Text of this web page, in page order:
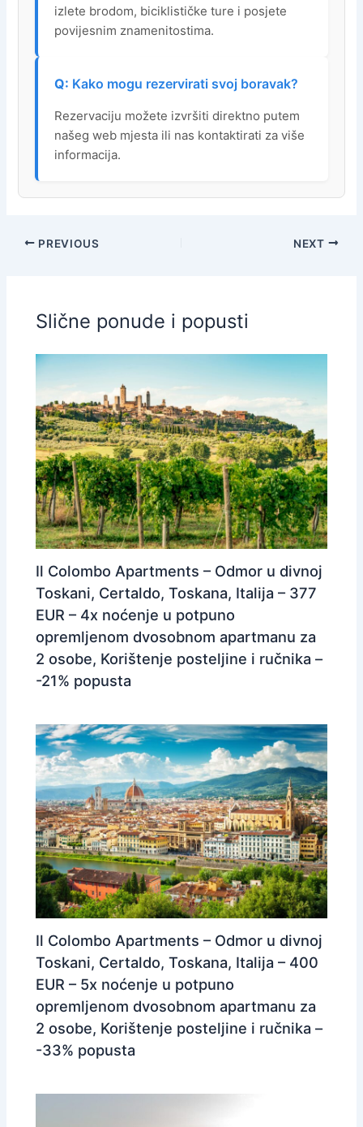
izlete brodom, biciklističke ture i posjete
povijesnim znamenitostima.
Kako mogu rezervirati svoj boravak?
Rezervaciju možete izvršiti direktno putem
našeg web mjesta ili nas kontaktirati za više
informacija.
PREVIOUS NEXT
Slične ponude i popusti
Il Colombo Apartments – Odmor u divnoj
Toskani, Certaldo, Toskana, Italija – 377
EUR – 4x noćenje u potpuno
opremljenom dvosobnom apartmanu za
2 osobe, Korištenje posteljine i ručnika –
-21% popusta
Il Colombo Apartments – Odmor u divnoj
Toskani, Certaldo, Toskana, Italija – 400
EUR – 5x noćenje u potpuno
opremljenom dvosobnom apartmanu za
2 osobe, Korištenje posteljine i ručnika –
-33% popusta